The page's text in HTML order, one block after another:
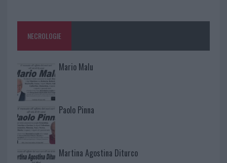
NECROLOGIE
Mario Malu
Paolo Pinna
Martina Agostina Diturco